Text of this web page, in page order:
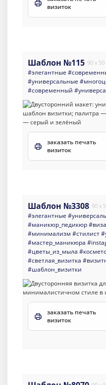
визиток
Шаблон №115 90 x 50
#элегантные
#универсальные
#современный
заказать печать
визиток
Шаблон №3308 90 x
#элегантные
#маникюр_педикюр
#минимализм #стилист
#мастер_маникюра
#цветы_из_мыла
#светлая_визитка
#шаблон_визитки
заказать печать
визиток